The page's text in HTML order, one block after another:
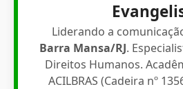
Liderando a
Barra Mansa/RJ.
Direitos Humanos.
ACILBRAS (Cadeira nº